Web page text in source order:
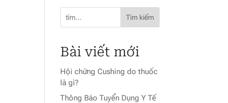
Tìm kiếm
Bài viết mới
Hội chứng Cushing do thuốc
là gì?
Thông Báo Tuyển Dụng Y Tế